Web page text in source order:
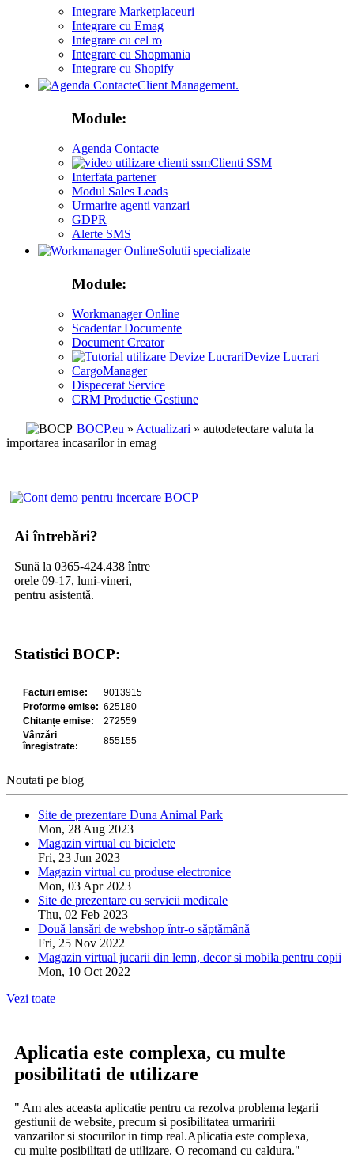
Integrare Marketplaceuri
Integrare cu Emag
Integrare cu cel ro
Integrare cu Shopmania
Integrare cu Shopify
Client Management.
Module:
Agenda Contacte
Clienti SSM
Interfata partener
Modul Sales Leads
Urmarire agenti vanzari
GDPR
Alerte SMS
Solutii specializate
Module:
Workmanager Online
Scadentar Documente
Document Creator
Devize Lucrari
CargoManager
Dispecerat Service
CRM Productie Gestiune
BOCP.eu » Actualizari » autodetectare valuta la
importarea incasarilor in emag
Ai întrebări?
Sună la 0365-424.438 între
orele 09-17, luni-vineri,
pentru asistentă.
Statistici BOCP:
Noutati pe blog
Site de prezentare Duna Animal Park
Mon, 28 Aug 2023
Magazin virtual cu biciclete
Fri, 23 Jun 2023
Magazin virtual cu produse electronice
Mon, 03 Apr 2023
Site de prezentare cu servicii medicale
Thu, 02 Feb 2023
Două lansări de webshop într-o săptămână
Fri, 25 Nov 2022
Magazin virtual jucarii din lemn, decor si mobila pentru copii
Mon, 10 Oct 2022
Vezi toate
Aplicatia este complexa, cu multe
posibilitati de utilizare
" Am ales aceasta aplicatie pentru ca rezolva problema legarii
gestiunii de website, precum si posibilitatea urmaririi
vanzarilor si stocurilor in timp real.Aplicatia este complexa,
cu multe posibilitati de utilizare. O recomand cu caldura."